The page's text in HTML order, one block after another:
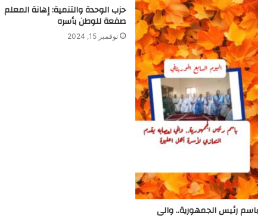
باسم رئيس الجمهورية.. والي
حزب الوحدة والتنمية: إهانة المعلم
صفعة للوطن بأسره
نوفمبر 15, 2024